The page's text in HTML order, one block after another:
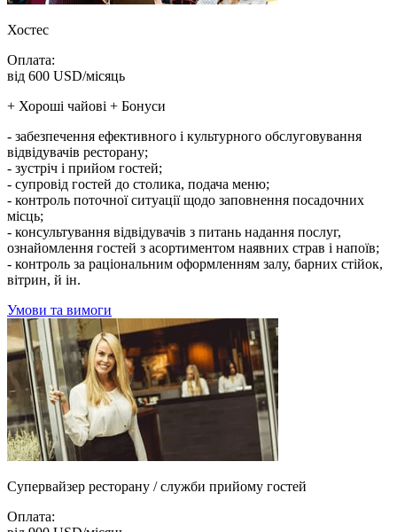
Хостес
Оплата:
від 600 USD/місяць
+ Хороші чайові + Бонуси
- забезпечення ефективного і культурного обслуговування
відвідувачів ресторану;
- зустріч і прийом гостей;
- супровід гостей до столика, подача меню;
- контроль поточної ситуації щодо заповнення посадочних
місць;
- консультування відвідувачів з питань надання послуг,
ознайомлення гостей з асортиментом наявних страв і напоїв;
- контроль за раціональним оформленням залу, барних стійок,
вітрин, й ін.
Умови та вимоги
Супервайзер ресторану / служби прийому гостей
Оплата: